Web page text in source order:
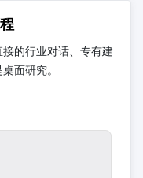
的行业对话、专有建
面研究。